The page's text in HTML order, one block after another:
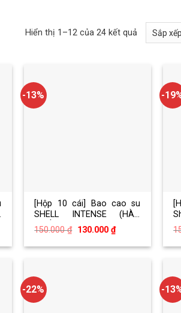
Hiển thị 1–12 của 24 kết quả
-13%
[Hộp 10 cái] Bao cao su
SHELL INTENSE (HÀN
QUỐC)
150.000₫ Giá
là:
130.000 ₫Giá
hiện
tại
-
-22% -